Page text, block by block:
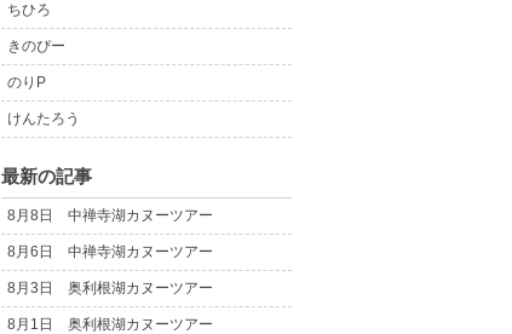
ちひろ
きのぴー
のりP
けんたろう
最新の記事
8月8日 中禅寺湖カヌーツアー
8月6日 中禅寺湖カヌーツアー
8月3日 奥利根湖カヌーツアー
8月1日 奥利根湖カヌーツアー